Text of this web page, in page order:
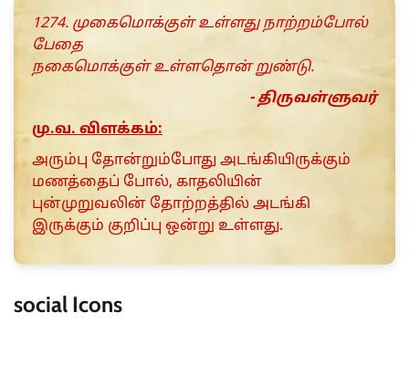
1274. முகைமொக்குள் உள்ளது நாற்றம்போல்
பேதை
நகைமொக்குள் உள்ளதொன் றுண்டு.
- திருவள்ளுவர்
மு.வ. விளக்கம்:
அரும்பு தோன்றும்போது அடங்கியிருக்கும்
மணத்தைப் போல், காதலியின்
புன்முறுவலின் தோற்றத்தில் அடங்கி
இருக்கும் குறிப்பு ஒன்று உள்ளது.
social Icons